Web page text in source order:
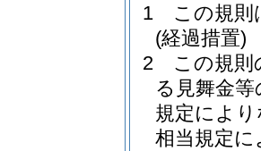
1
この規則
(経過措置)
2
この規則
る見舞金
規定によ
相当規定